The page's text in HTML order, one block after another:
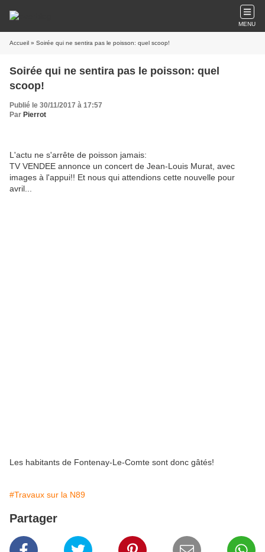
MENU
Accueil » Soirée qui ne sentira pas le poisson: quel scoop!
Soirée qui ne sentira pas le poisson: quel
scoop!
Publié le 30/11/2017 à 17:57
Par Pierrot
L'actu ne s'arrête de poisson jamais:
TV VENDEE annonce un concert de Jean-Louis Murat, avec
images à l'appui!! Et nous qui attendions cette nouvelle pour
avril...
Les habitants de Fontenay-Le-Comte sont donc gâtés!
#Travaux sur la N89
Partager